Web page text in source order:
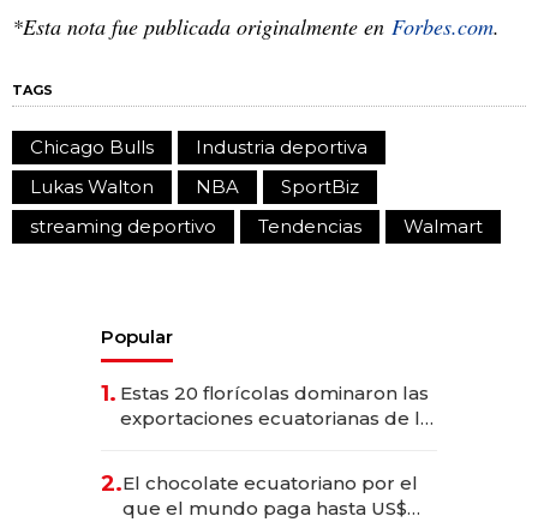
*Esta nota fue publicada originalmente en Forbes.com.
TAGS
Chicago Bulls
Industria deportiva
Lukas Walton
NBA
SportBiz
streaming deportivo
Tendencias Walmart
Popular
1. Estas 20 florícolas dominaron las
exportaciones ecuatorianas de la
2.El chocolate ecuatoriano por el
que el mundo paga hasta US$